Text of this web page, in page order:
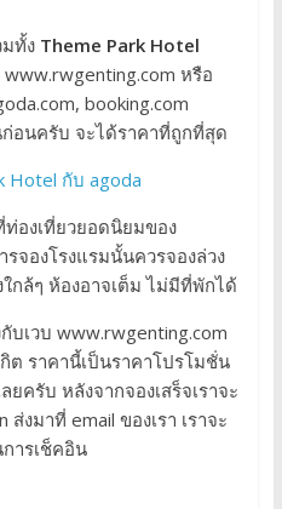
ทั้ง Theme Park Hotel
หรือ
booking.com
อนครับ จะได้ราคาที่ถูกที่สุด
Hotel กับ agoda
ท่องเที่ยวยอดนิยมของ
รจองโรงแรมนั้นควรจองล่วง
กล้ๆ ห้องอาจเต็ม ไม่มีที่พักได้
บเวบ www.rwgenting.com
ต ราคานี้เป็นราคาโปรโมชั่น
ครับ หลังจากจองเสร็จเราจะ
งมาที่ email ของเรา เราจะ
ารเช็คอิน